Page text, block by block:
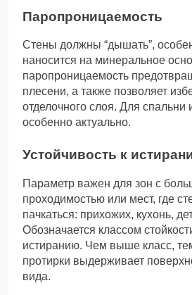
Паропроницаемость
Стены должны “дышать”,
наносится на минеральное
паропроницаемость
плесени, а также позволяет
отделочного слоя. Для спальни
особенно актуально.
Устойчивость к
Параметр важен для зон с
проходимостью или мест, где
пачкаться: прихожих, кухонь,
Обозначается классом
истиранию. Чем выше класс,
протирки выдерживает
вида.